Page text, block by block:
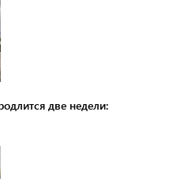
две недели: